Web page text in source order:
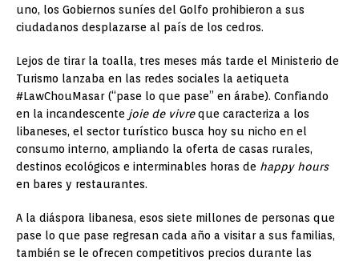
uno, los Gobiernos suníes del Golfo prohibieron a sus
ciudadanos desplazarse al país de los cedros.
Lejos de tirar la toalla, tres meses más tarde el Ministerio de
Turismo lanzaba en las redes sociales la aetiqueta
#LawChouMasar (“pase lo que pase” en árabe). Confiando
en la incandescente joie de vivreque caracteriza a los
libaneses, el sector turístico busca hoy su nicho en el
consumo interno, ampliando la oferta de casas rurales,
destinos ecológicos e interminables horas de happy hours
en bares y restaurantes.
A la diáspora libanesa, esos siete millones de personas que
pase lo que pase regresan cada año a visitar a sus familias,
también se le ofrecen competitivos precios durante las